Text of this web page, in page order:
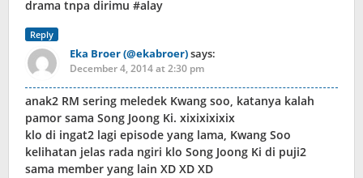
drama tnpa dirimu #alay
Reply
Eka Broer (@ekabroer)says:
December 4, 2014 at 2:30 pm
anak2 RM sering meledek Kwang soo, katanya kalah
pamor sama Song Joong Ki. xixixixixix
klo di ingat2 lagi episode yang lama, Kwang Soo
kelihatan jelas rada ngiri klo Song Joong Ki di puji2
sama member yang lain XD XD XD